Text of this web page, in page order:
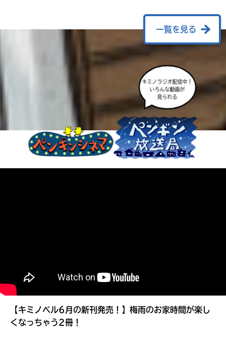
一覧を見る
キミノラジオ配信中！
いろんな動画が
見られる
【キミノベル6月の新刊発売！】梅雨のお家時間が楽し
くなっちゃう2冊！
も
度
み
て
ね
る